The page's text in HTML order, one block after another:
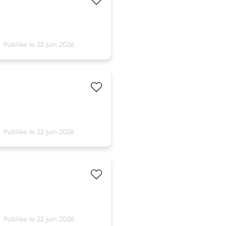
Publiée le 22 juin 2026
Publiée le 22 juin 2026
Publiée le 22 juin 2026